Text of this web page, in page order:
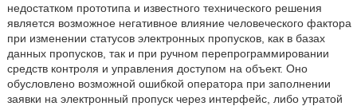
недостатком прототипа и известного технического решения
является возможное негативное влияние человеческого фактора
при изменении статусов электронных пропусков, как в базах
данных пропусков, так и при ручном перепрограммировании
средств контроля и управления доступом на объект. Оно
обусловлено возможной ошибкой оператора при заполнении
заявки на электронный пропуск через интерфейс, либо утратой